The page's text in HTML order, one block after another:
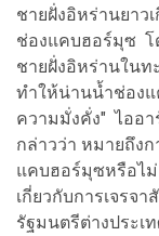
ชายฝั่งอิหร่านยาว
ช่องแคบฮอร์มุซ โ
ชายฝั่งอิหร่านในท
ทำให้น่านน้ำช่อง
ความมั่งคั่ง" ไออา
กล่าวว่า หมายถึง
แคบฮอร์มุซหรือไม่
เกี่ยวกับการเจรจ
รัฐมนตรีต่างประเ